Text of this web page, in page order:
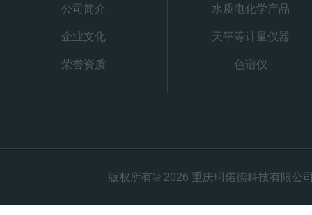
公司简介
企业文化
荣誉资质
水质电化学产品
天平等计量仪器
色谱仪
版权所有© 2026 重庆珂偌德科技有限